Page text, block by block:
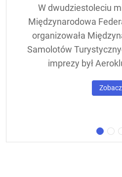
W dwudziestoleciu
Międzynarodowa
organizowała
Samolotów
imprezy był
de Tourisme – zawody
trasie znajdowała się
Zobacz